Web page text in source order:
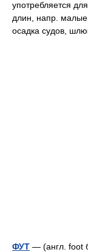
употребляется
длин, напр.
осадка судов,
ФУТ — (англ. foot